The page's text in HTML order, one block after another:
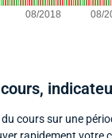
cours sur une